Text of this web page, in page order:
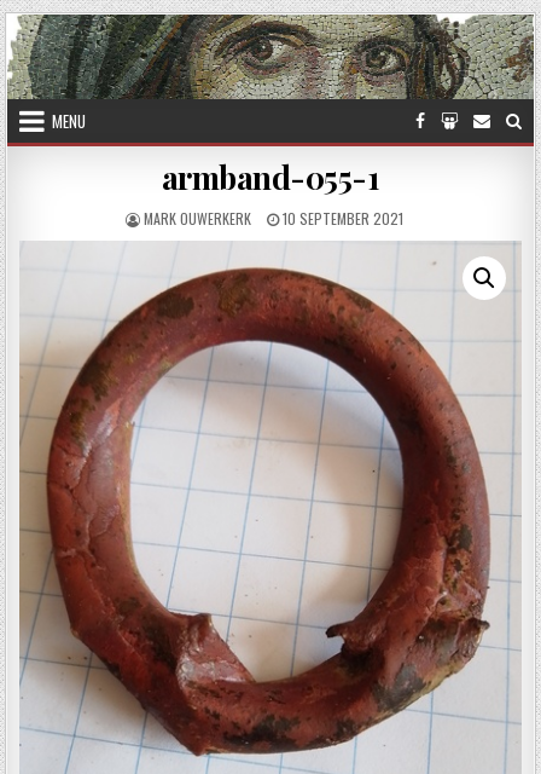
Skip to content
MENU
armband-055-1
AUTHOR:
MARK OUWERKERK PUBLISHED DATE:
10 SEPTEMBER 2021